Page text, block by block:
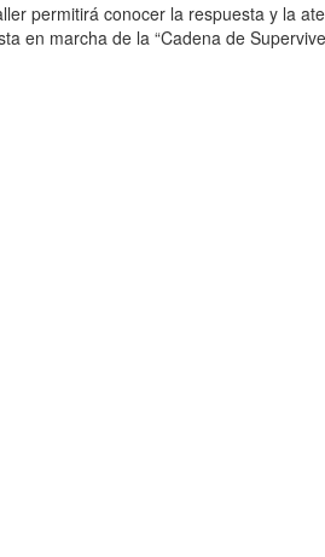
permitirá conocer la respuesta y la
en marcha de la “Cadena de